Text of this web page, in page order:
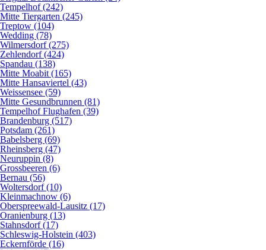
Tempelhof (242)
Mitte Tiergarten (245)
Treptow (104)
Wedding (78)
Wilmersdorf (275)
Zehlendorf (424)
Spandau (138)
Mitte Moabit (165)
Mitte Hansaviertel (43)
Weissensee (59)
Mitte Gesundbrunnen (81)
Tempelhof Flughafen (39)
Brandenburg (517)
Potsdam (261)
Babelsberg (69)
Rheinsberg (47)
Neuruppin (8)
Grossbeeren (6)
Bernau (56)
Woltersdorf (10)
Kleinmachnow (6)
Oberspreewald-Lausitz (17)
Oranienburg (13)
Stahnsdorf (17)
Schleswig-Holstein (403)
Eckernförde (16)